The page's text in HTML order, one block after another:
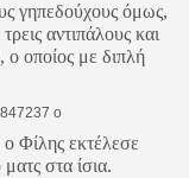
γηπεδούχους όμως,
αντιπάλους και
οποίος με διπλή
Φίλης εκτέλεσε
στα ίσια.